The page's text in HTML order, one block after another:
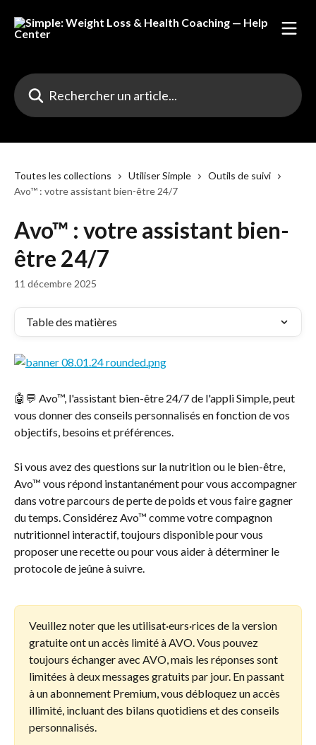
Rechercher un article...
Toutes les collections Utiliser Simple
Outils de suivi
Avo™ : votre assistant bien-être 24/7
Avo™ : votre assistant bien-
être 24/7
11 décembre 2025
Table des matières
🤖💬 Avo™, l'assistant bien-être 24/7 de l'appli Simple, peut
vous donner des conseils personnalisés en fonction de vos
objectifs, besoins et préférences.
Si vous avez des questions sur la nutrition ou le bien-être,
Avo™ vous répond instantanément pour vous accompagner
dans votre parcours de perte de poids et vous faire gagner
du temps. Considérez Avo™ comme votre compagnon
nutritionnel interactif, toujours disponible pour vous
proposer une recette ou pour vous aider à déterminer le
protocole de jeûne à suivre.
Veuillez noter que les utilisat·eurs·rices de la version
gratuite ont un accès limité à AVO. Vous pouvez
toujours échanger avec AVO, mais les réponses sont
limitées à deux messages gratuits par jour. En passant
à un abonnement Premium, vous débloquez un accès
illimité, incluant des bilans quotidiens et des conseils
personnalisés.